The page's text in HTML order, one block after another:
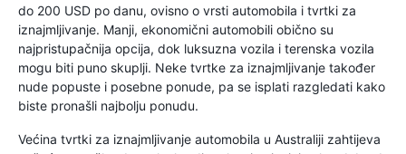
do 200 USD po danu, ovisno o vrsti automobila i tvrtki za
iznajmljivanje. Manji, ekonomični automobili obično su
najpristupačnija opcija, dok luksuzna vozila i terenska vozila
mogu biti puno skuplji. Neke tvrtke za iznajmljivanje također
nude popuste i posebne ponude, pa se isplati razgledati kako
biste pronašli najbolju ponudu.
Većina tvrtki za iznajmljivanje automobila u Australiji zahtijeva